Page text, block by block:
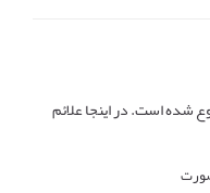
شده است. در اینجا علائم